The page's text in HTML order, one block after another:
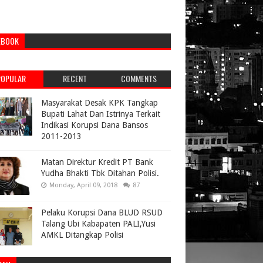
RECENT COMMENTS
Masyarakat Desak KPK Tangkap
Bupati Lahat Dan Istrinya Terkait
Indikasi Korupsi Dana Bansos
2011-2013
Matan Direktur Kredit PT Bank
Yudha Bhakti Tbk Ditahan Polisi.
Monday, April 09, 2018 87
Pelaku Korupsi Dana BLUD RSUD
Talang Ubi Kabapaten PALI,Yusi
AMKL Ditangkap Polisi